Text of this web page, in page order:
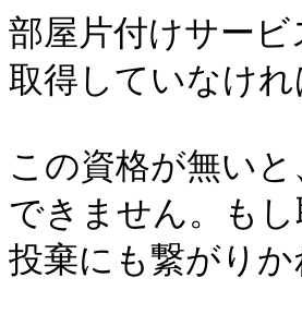
部屋片付けサー
取得していなけ
この資格が無い
できません。も
投棄にも繋がり